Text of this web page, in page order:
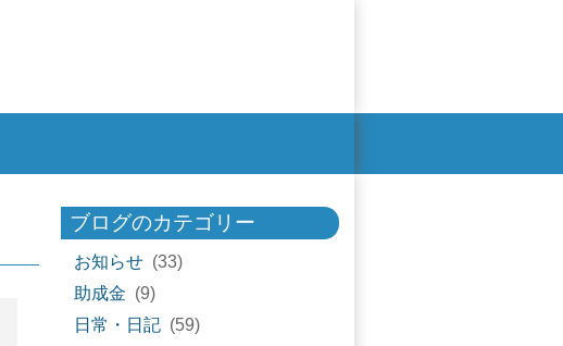
ブログのカテゴリー
お知らせ (33)
助成金 (9)
日常・日記 (59)